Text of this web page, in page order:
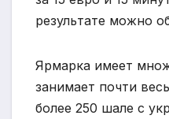
результате можно
Ярмарка имеет
занимает почти
более 250 шале с